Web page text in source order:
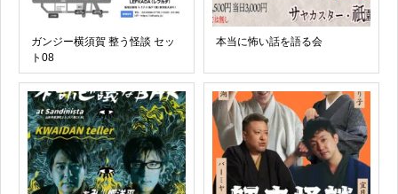
ガンジー横須賀 整う怪談 セッ
ト08
本当に怖い話を語る会